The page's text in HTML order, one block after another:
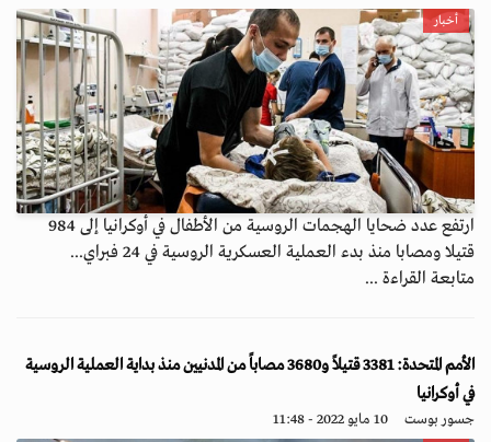
أخبار
ارتفع عدد ضحايا الهجمات الروسية من الأطفال في أوكرانيا إلى 984
قتيلا ومصابا منذ بدء العملية العسكرية الروسية في 24 فبراي...
متابعة القراءة ...
الأمم المتحدة: 3381 قتيلاً و3680 مصاباً من المدنيين منذ بداية العملية الروسية
في أوكرانيا
جسور بوست 10 مايو 2022 - 11:48